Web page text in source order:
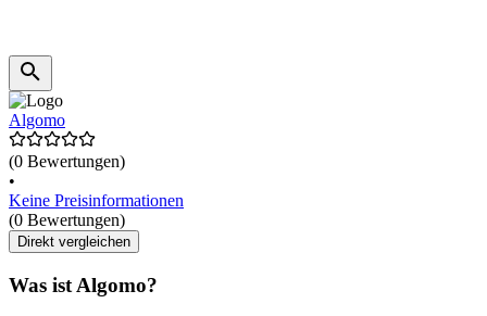
Algomo
(0 Bewertungen)
•
Keine Preisinformationen
(0 Bewertungen)
Direkt vergleichen
Was ist Algomo?